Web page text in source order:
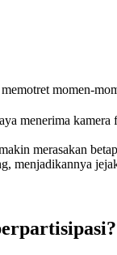
momen-
menerima
merasakan
menjadikannya